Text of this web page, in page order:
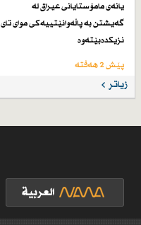
یانەی مامۆستایانی عیراق لە
گەیشتن بە پاڵەوانێتییەكی موای تای
نزیكدەبێتەوە
پێش 2 هەفتە
زیاتر